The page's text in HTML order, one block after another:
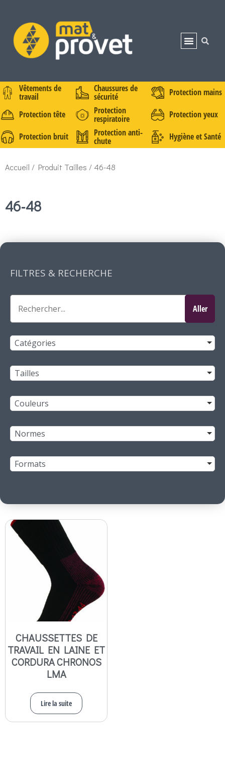
Vêtements de
travail
Chaussures de
sécurité
Protection mains
Protection tête
Protection
respiratoire
Protection yeux
Protection bruit
Protection anti-
chute Hygiène et Santé
Accueil / Produit Tailles / 46-48
46-48
CHAUSSETTES DE
TRAVAIL EN LAINE ET
CORDURA CHRONOS
LMA
Lire la suite
FILTRES & RECHERCHE
Catégories
Tailles
Couleurs
Normes
Formats